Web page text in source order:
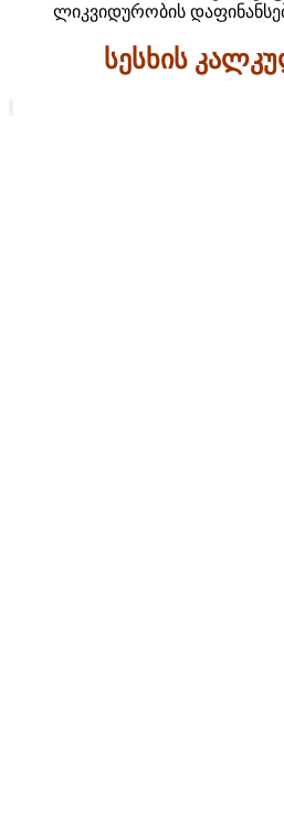
ლიკვიდურობის
სესხის